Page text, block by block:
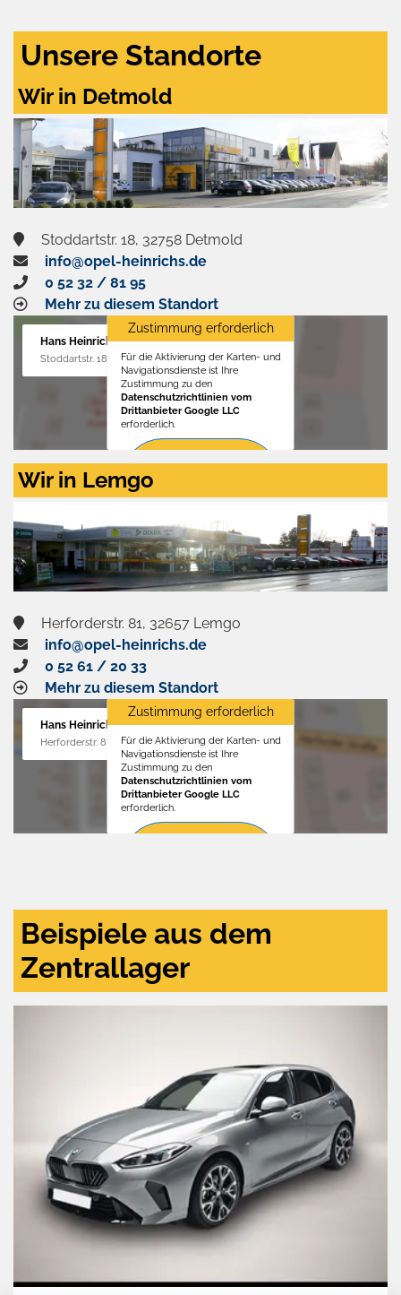
Unsere Standorte
Wir in Detmold
Stoddartstr. 18, 32758 Detmold
info@opel-heinrichs.de
0 52 32 / 81 95
Mehr zu diesem Standort
Hans Heinrichs GmbH
Stoddartstr. 18, 32758 Detmold
Zustimmung erforderlich
Für die Aktivierung der Karten- und
Navigationsdienste ist Ihre
Zustimmung zu den
Datenschutzrichtlinien vom
Drittanbieter Google LLC
erforderlich.
Zustimmen
aktivieren
Wir in Lemgo
Herforderstr. 81, 32657 Lemgo
info@opel-heinrichs.de
0 52 61 / 20 33
Mehr zu diesem Standort
Hans Heinrichs GmbH
Herforderstr. 81, 32657 Lemgo
Zustimmung erforderlich
Für die Aktivierung der Karten- und
Navigationsdienste ist Ihre
Zustimmung zu den
Datenschutzrichtlinien vom
Drittanbieter Google LLC
erforderlich.
Beispiele aus dem
Zentrallager